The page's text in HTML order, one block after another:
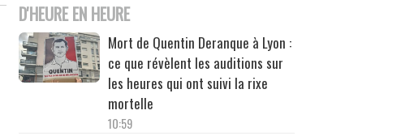
D'HEURE EN HEURE
Mort de Quentin Deranque à Lyon :
ce que révèlent les auditions sur
les heures qui ont suivi la rixe
mortelle
10:59